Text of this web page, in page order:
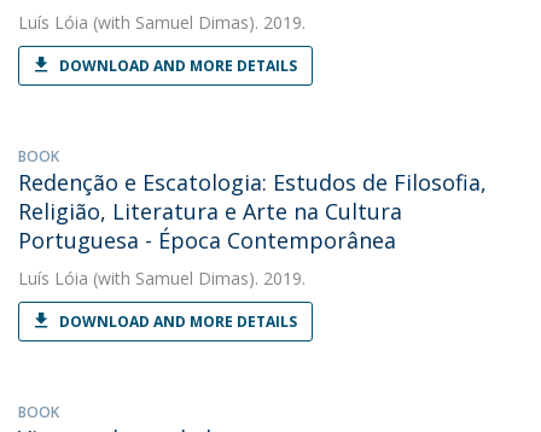
Luís Lóia (with Samuel Dimas). 2019.
DOWNLOAD AND MORE DETAILS
BOOK
Redenção e Escatologia: Estudos de Filosofia,
Religião, Literatura e Arte na Cultura
Portuguesa - Época Contemporânea
Luís Lóia (with Samuel Dimas). 2019.
DOWNLOAD AND MORE DETAILS
BOOK